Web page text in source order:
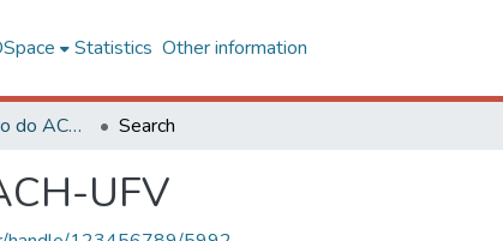
Statistics Other information
Acervo Fotográfico do ACH-UFV Search
UFV